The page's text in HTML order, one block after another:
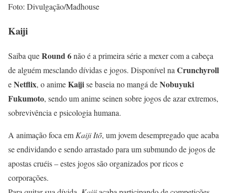
Foto: Divulgação/Madhouse
Kaiji
Saiba queRound 6não é a primeira série a mexer com a cabeça
de alguém mesclando dívidas e jogos. Disponível na Crunchyroll
eNetflix, o animeKaijise baseia no mangá deNobuyuki
Fukumoto, sendo um anime seinen sobre jogos de azar extremos,
sobrevivência e psicologia humana.
A animação foca em Kaiji Itõ, um jovem desempregado que acaba
se endividando e sendo arrastado para um submundo de jogos de
apostas cruéis – estes jogos são organizados por ricos e
corporações.